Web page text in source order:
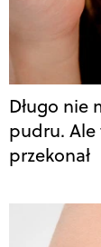
Długo nie
pudru.
przekonał